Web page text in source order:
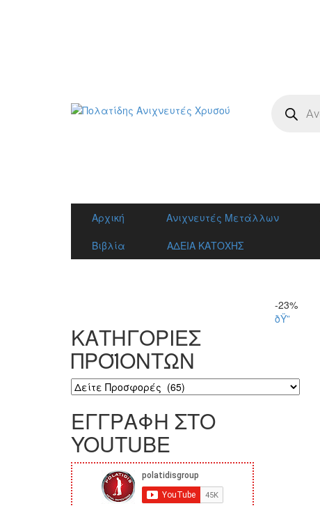
search
Αρχική
Ανιχνευτές Μετάλλων
Βιβλία
ΑΔΕΙΑ ΚΑΤΟΧΗΣ
ΚΑΤΗΓΟΡΙΕΣ
ΠΡΟΪΟΝΤΩΝ
ΕΓΓΡΑΦΗ ΣΤΟ
YOUTUBE
-23%
ðŸ”